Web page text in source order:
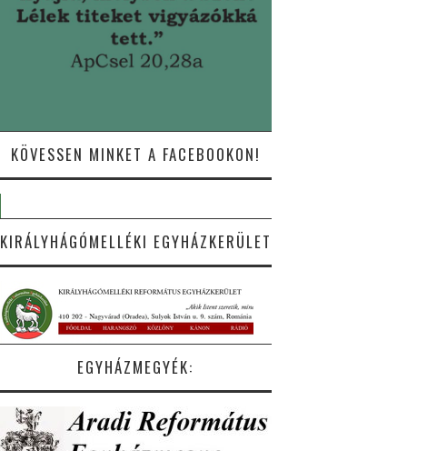
KÖVESSEN MINKET A FACEBOOKON!
KIRÁLYHÁGÓMELLÉKI EGYHÁZKERÜLET
EGYHÁZMEGYÉK: